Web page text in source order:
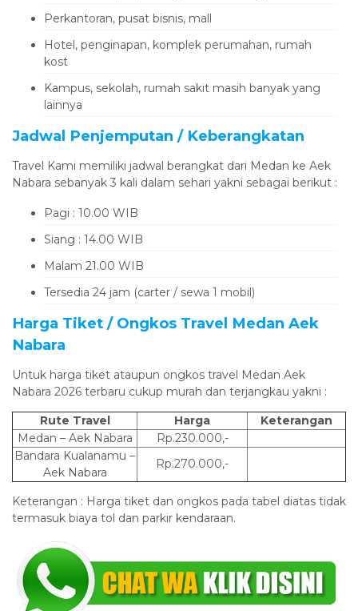
Perkantoran, pusat bisnis, mall
Hotel, penginapan, komplek perumahan, rumah
kost
Kampus, sekolah, rumah sakit masih banyak yang
lainnya
Jadwal Penjemputan / Keberangkatan
Travel Kami memiliki jadwal berangkat dari Medan ke Aek
Nabara sebanyak 3 kali dalam sehari yakni sebagai berikut :
Pagi : 10.00 WIB
Siang : 14.00 WIB
Malam 21.00 WIB
Tersedia 24 jam (carter / sewa 1 mobil)
Harga Tiket / Ongkos Travel Medan Aek
Nabara
Untuk harga tiket ataupun ongkos travel Medan Aek
Nabara 2026 terbaru cukup murah dan terjangkau yakni :
Rute Travel
Harga
Keterangan
Medan – Aek Nabara
Rp.230.000,-
Bandara Kualanamu –
Aek Nabara
Rp.270.000,-
Keterangan : Harga tiket dan ongkos pada tabel diatas tidak
termasuk biaya tol dan parkir kendaraan.